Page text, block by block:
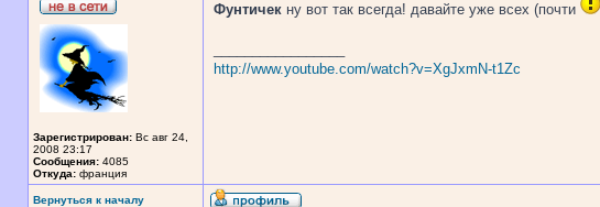
Зарегистрирован: Вс авг 24,
2008 23:17
Сообщения: 4085
Откуда: франция
Фунтичек ну вот так всегда! давайте уже всех (почти
http://www.youtube.com/watch?v=XgJxmN-t1Zc
Вернуться к началу